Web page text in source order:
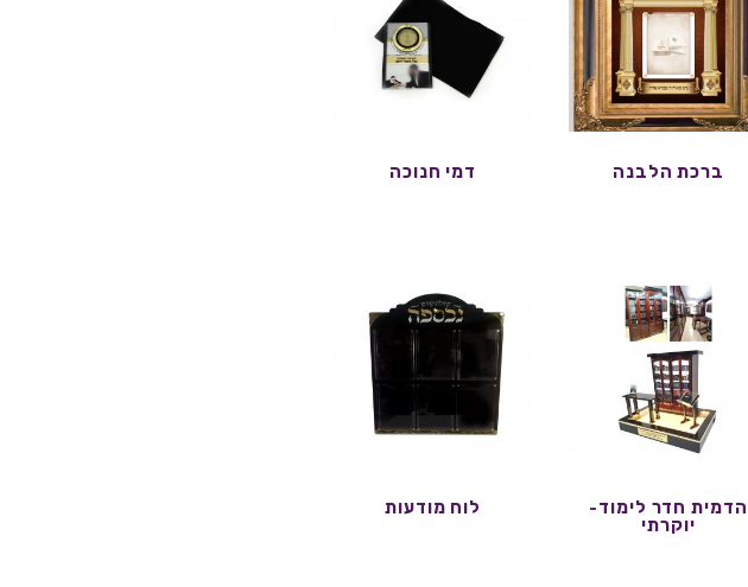
ברכת הלבנה דמי חנוכה
הדמית חדר לימוד-
יוקרתי
לוח מודעות